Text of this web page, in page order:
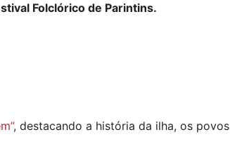
Folclórico de Parintins.
, destacando a história da ilha, os povos